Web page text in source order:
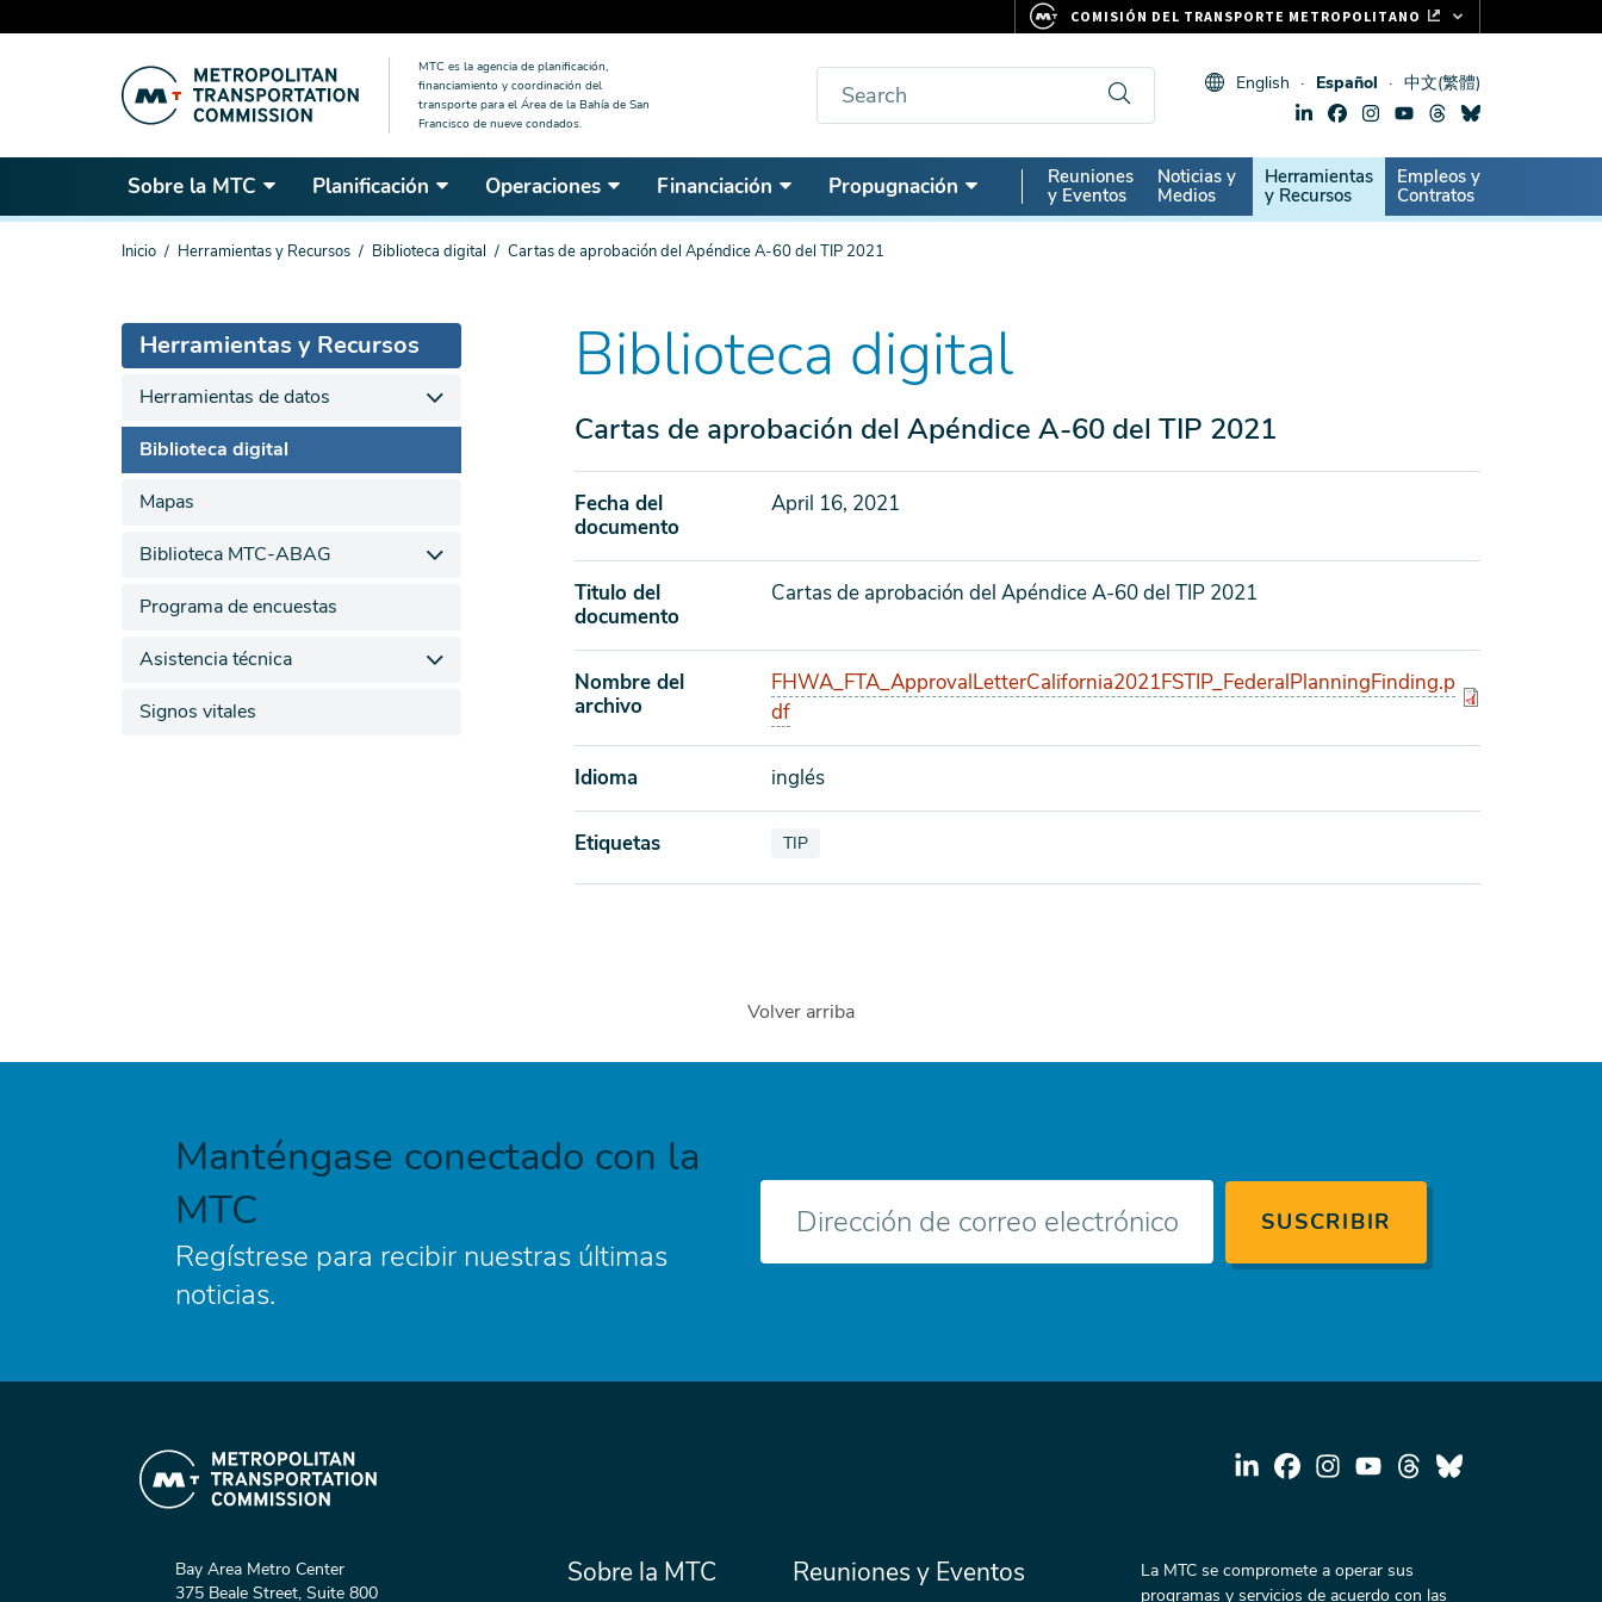
MTC es la agencia de planificación,
financiamiento y coordinación del
transporte para el Área de la Bahía de San
Francisco de nueve condados.
Buscar English Español 中文(繁體)
Sobre la MTC Planificación Operaciones Financiación Propugnación
Secondary
Nav
Reuniones
y Eventos
Noticias y
Medios
Herramientas
y Recursos
Empleos y
Contratos
Estás
Inicio Herramientas y Recursos Biblioteca digital Cartas de aprobación del Apéndice A-60 del TIP 2021
Biblioteca digital
Cartas de aprobación del Apéndice A-60 del TIP 2021
Fecha del
documento
April 16, 2021
Titulo del
documento
Cartas de aprobación del Apéndice A-60 del TIP 2021
Nombre del
archivo
FHWA_FTA_ApprovalLetterCalifornia2021FSTIP_FederalPlanningFinding.p
df
Idioma inglés
Etiquetas Ver documentos también etiquetados como
TIP
Herramientas y Recursos
Herramientas de datos
Biblioteca digital
Mapas
Biblioteca MTC-ABAG
Programa de encuestas
Asistencia técnica
Signos vitales
Volver arriba
Manténgase conectado con la
MTC
Regístrese para recibir nuestras últimas
noticias.
electrónico
Bay Area Metro Center
375 Beale Street, Suite 800
Menú
Sobre la MTC
Secondary
Reuniones y Eventos
La MTC se compromete a operar sus
programas y servicios de acuerdo con las
COMISIÓN DEL TRANSPORTE METROPOLITANO
CLIPPER CARD
511.ORG